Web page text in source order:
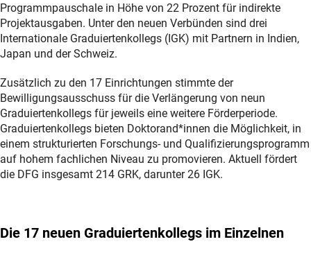
Programmpauschale in Höhe von 22 Prozent für indirekte
Projektausgaben. Unter den neuen Verbünden sind drei
Internationale Graduiertenkollegs (IGK) mit Partnern in Indien,
Japan und der Schweiz.
Zusätzlich zu den 17 Einrichtungen stimmte der
Bewilligungsausschuss für die Verlängerung von neun
Graduiertenkollegs für jeweils eine weitere Förderperiode.
Graduiertenkollegs bieten Doktorand*innen die Möglichkeit, in
einem strukturierten Forschungs- und Qualifizierungsprogramm
auf hohem fachlichen Niveau zu promovieren. Aktuell fördert
die DFG insgesamt 214 GRK, darunter 26 IGK.
Die 17 neuen Graduiertenkollegs im Einzelnen